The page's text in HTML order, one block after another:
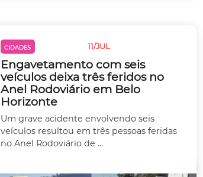
CIDADES 11/JUL
Engavetamento com seis
veículos deixa três feridos no
Anel Rodoviário em Belo
Horizonte
Um grave acidente envolvendo seis
veículos resultou em três pessoas feridas
no Anel Rodoviário de ...